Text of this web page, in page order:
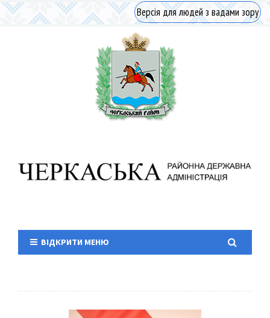
Версія для людей з вадами зору
ВІДКРИТИ МЕНЮ